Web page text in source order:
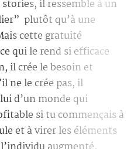
il ressemble à un
plutôt qu’à une
cette gratuité
qui le rend si efficace
il crée le besoin et
ne le crée pas, il
d’un monde qui
si tu commençais à
et à virer les éléments